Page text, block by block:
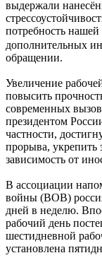
выдержали
потребность
дополнительных
обращении.
Увеличение
повысить
современных
президентом
частности,
прорыва, укрепить
зависимость от
В ассоциации
войны (ВОВ)
дней в неделю.
рабочий день
шестидневной
установлена